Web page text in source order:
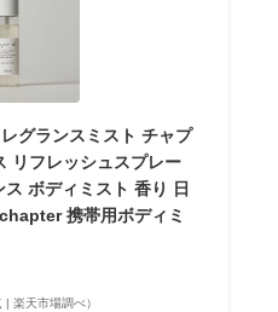
グランスミスト チャプ
リフレッシュスプレー
ボディミスト 香り 日
携帯用ボディミ
楽天市場調べ）